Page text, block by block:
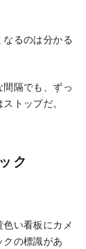
るのは分かる
隔でも、ずっ
トップだ。
ク
い看板にカメ
の標識があ